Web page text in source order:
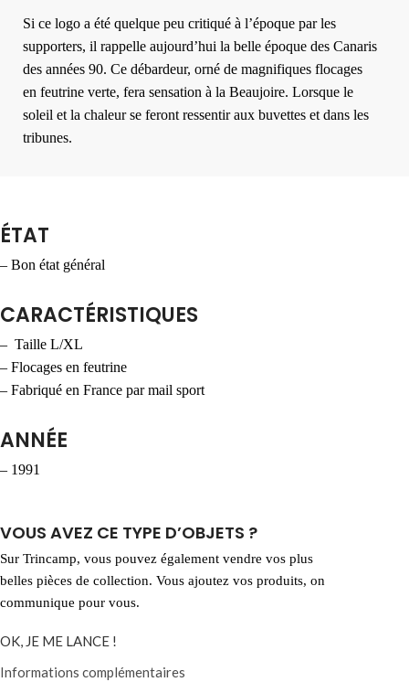
Si ce logo a été quelque peu critiqué à l’époque par les
supporters, il rappelle aujourd’hui la belle époque des Canaris
des années 90. Ce débardeur, orné de magnifiques flocages
en feutrine verte, fera sensation à la Beaujoire. Lorsque le
soleil et la chaleur se feront ressentir aux buvettes et dans les
tribunes.
ÉTAT
– Bon état général
CARACTÉRISTIQUES
– Taille L/XL
– Flocages en feutrine
– Fabriqué en France par mail sport
ANNÉE
– 1991
VOUS AVEZ CE TYPE D’OBJETS ?​
Sur Trincamp, vous pouvez également vendre vos plus
belles pièces de collection. Vous ajoutez vos produits, on
communique pour vous.
OK, JE ME LANCE !
Informations complémentaires